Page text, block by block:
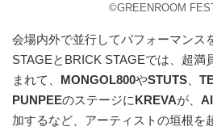
©︎GREENROOM
会場内外で並⾏してパフォーマンス
STAGEとBRICK STAGEでは、超満
まれて、 MONGOL800やSTUTS
PUNPEEのステージにKREVAが、 AI
加するなど、アーティストの垣根を